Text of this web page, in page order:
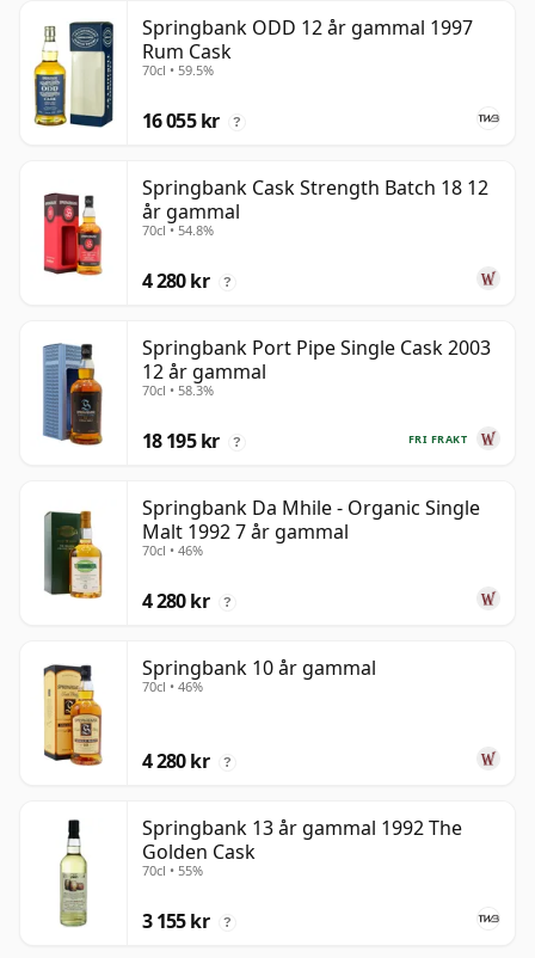
Springbank ODD 12 år gammal 1997
Rum Cask
70cl • 59.5%
16 055 kr ?
Springbank Cask Strength Batch 18 12
år gammal
70cl • 54.8%
4 280 kr ?
Springbank Port Pipe Single Cask 2003
12 år gammal
70cl • 58.3%
FRI FRAKT
18 195 kr ?
Springbank Da Mhile - Organic Single
Malt 1992 7 år gammal
70cl • 46%
4 280 kr ?
Springbank 10 år gammal
70cl • 46%
4 280 kr ?
Springbank 13 år gammal 1992 The
Golden Cask
70cl • 55%
3 155 kr ?